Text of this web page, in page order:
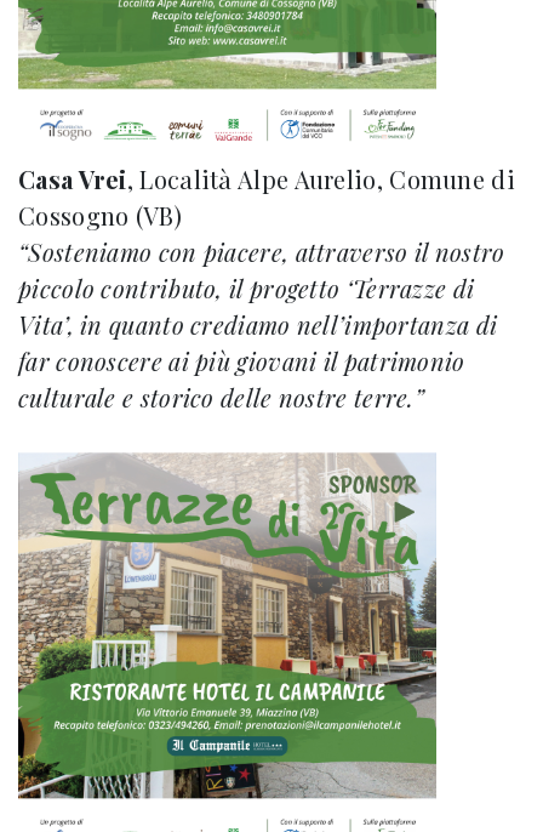
Casa Vrei, Località Alpe Aurelio, Comune di
Cossogno (VB)
“Sosteniamo con piacere, attraverso il nostro
piccolo contributo, il progetto ‘Terrazze di
Vita’, in quanto crediamo nell’importanza di
far conoscere ai più giovani il patrimonio
culturale e storico delle nostre terre.”